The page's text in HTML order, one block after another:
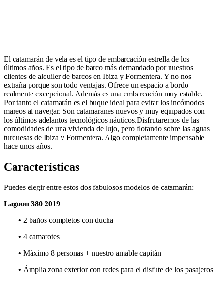
El catamarán de vela es el tipo de embarcación estrella de los
últimos años. Es el tipo de barco más demandado por nuestros
clientes de alquiler de barcos en Ibiza y Formentera. Y no nos
extraña porque son todo ventajas. Ofrece un espacio a bordo
realmente excepcional. Además es una embarcación muy estable.
Por tanto el catamarán es el buque ideal para evitar los incómodos
mareos al navegar. Son catamaranes nuevos y muy equipados con
los últimos adelantos tecnológicos náuticos.Disfrutaremos de las
comodidades de una vivienda de lujo, pero flotando sobre las aguas
turquesas de Ibiza y Formentera. Algo completamente impensable
hace unos años.
Características
Puedes elegir entre estos dos fabulosos modelos de catamarán:
Lagoon 380 2019
• 2 baños completos con ducha
• 4 camarotes
• Máximo 8 personas + nuestro amable capitán
• Ámplia zona exterior con redes para el disfute de los pasajeros